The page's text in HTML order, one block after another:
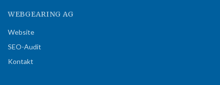
WEBGEARING AG
Website
SEO-Audit
Kontakt